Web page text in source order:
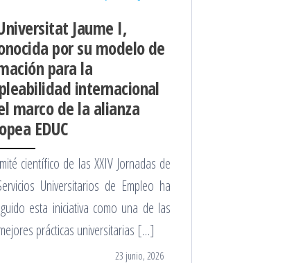
Jaume I,
por su modelo de
para la
internacional
marco de la alianza
EDUC
científico de las XXIV Jornadas de
Universitarios de Empleo ha
esta iniciativa como una de las
prácticas universitarias […]
23 junio, 2026